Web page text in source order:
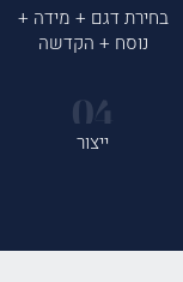
בחירת דגם + מידה +
נוסח + הקדשה
ייצור